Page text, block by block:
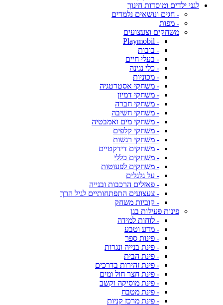
לגני ילדים ומוסדות חינוך
- חגים ונושאים נלמדים
- מפות
משחקים וצעצועים
- Playmobil
- בובות
- בעלי חיים
- כלי נגינה
- מכוניות
- משחקי אסטרטגיה
- משחקי דמיון
- משחקי חברה
- משחקי חשיבה
- משחקי מים ואמבטיה
- משחקי קלפים
- משחקי רגשות
- משחקים דידקטיים
- משחקים כללי
- משחקים לפעוטות
- על גלגלים
- פאזלים הרכבות ובנייה
- צעצועים התפתחותיים לגיל הרך
- קוביות משחק
פינות פעילות בגן
- לוחות למידה
- מדע וטבע
- פינות ספר
- פינת בנייה ונגרות
- פינת הבית
- פינת זהירות בדרכים
- פינת חצר חול ומים
- פינת מוסיקה וקשב
- פינת מטבח
- פינת מרכז קניות